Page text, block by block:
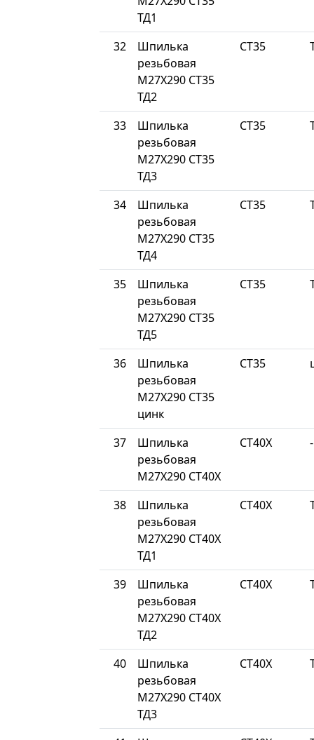
ТД1
32
Шпилька
резьбовая
М27Х290 СТ35
ТД2
СТ35
33
Шпилька
резьбовая
М27Х290 СТ35
ТД3
СТ35
34
Шпилька
резьбовая
М27Х290 СТ35
ТД4
СТ35
35
Шпилька
резьбовая
М27Х290 СТ35
ТД5
СТ35
36
Шпилька
резьбовая
М27Х290 СТ35
цинк
СТ35
37
Шпилька
резьбовая
М27Х290 СТ40Х
СТ40Х -
38
Шпилька
резьбовая
М27Х290 СТ40Х
ТД1
СТ40Х
39
Шпилька
резьбовая
М27Х290 СТ40Х
ТД2
СТ40Х
40
Шпилька
резьбовая
М27Х290 СТ40Х
ТД3
СТ40Х